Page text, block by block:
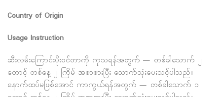
Country of Origin
Usage Instruction
ဆီးလမ်းကြောင်းပိုးဝင်တာကို ကုသရန်အတွက် — တစ်ခါသောက် ၂
တောင့် တစ်နေ့ ၂ ကြိမ် အစာစားပြီး သောက်သုံးပေးသင့်ပါသည်။
နောက်ထပ်မဖြစ်အောင် ကာကွယ်ရန်အတွက် — တစ်ခါသောက် ၁